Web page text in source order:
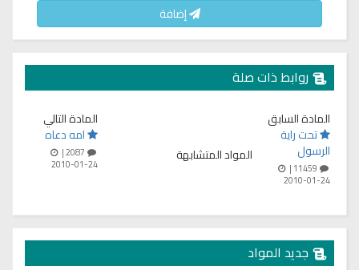
إضافة
روابط ذات صلة
المادة السابق
تحت راية
الرسول
2010-01-24
المواد المتشابهة
المادة التالي
امه دعاه
2010-01-24
جديد المواد